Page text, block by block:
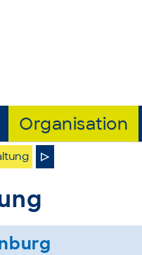
Organisation
▷